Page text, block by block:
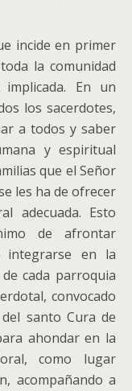
incide en primer
la comunidad
implicada. En un
los sacerdotes,
a todos y saber
y espiritual
que el Señor
les ha de ofrecer
adecuada. Esto
de afrontar
integrarse en la
cada parroquia
convocado
santo Cura de
ahondar en la
como lugar
acompañando a